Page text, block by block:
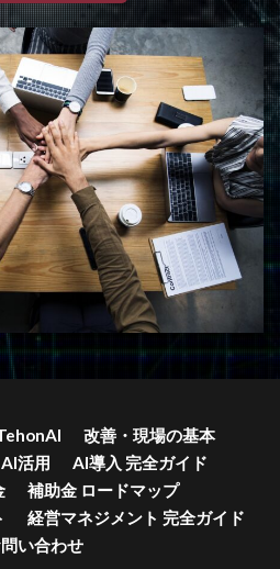
改善・現場の基本
AI活用
AI導入 完全ガイド
補助金 ロードマップ
経営マネジメント 完全ガイド
い合わせ